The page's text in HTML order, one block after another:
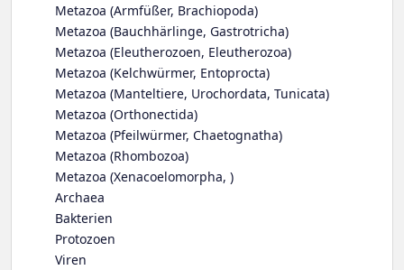
Metazoa (Armfüßer, Brachiopoda)
Metazoa (Bauchhärlinge, Gastrotricha)
Metazoa (Eleutherozoen, Eleutherozoa)
Metazoa (Kelchwürmer, Entoprocta)
Metazoa (Manteltiere, Urochordata, Tunicata)
Metazoa (Orthonectida)
Metazoa (Pfeilwürmer, Chaetognatha)
Metazoa (Rhombozoa)
Metazoa (Xenacoelomorpha, )
Archaea
Bakterien
Protozoen
Viren